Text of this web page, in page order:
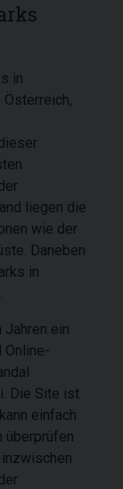
in
Österreich,
liegen die
wie der
Daneben
in
Jahren ein
Online-
Die Site ist
einfach
überprüfen